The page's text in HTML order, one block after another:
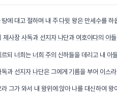
땅에 대고 절하며 내 주 다윗 왕은 만세수를 하
제사장 사독과 선지자 나단과 여호야다의 아들
되 너희는 너희 주의 신하들을 데리고 내 아
독과 선지자 나단은 그에게기름을 부어 이스
그가 와서 내 왕위 에 앉아 나를 대신하여 왕